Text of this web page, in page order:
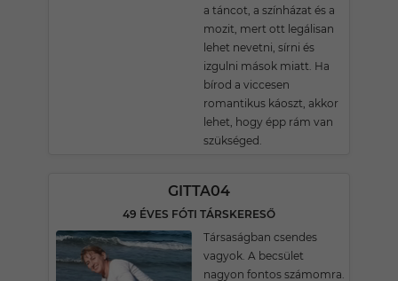
a táncot, a színházat és a
mozit, mert ott legálisan
lehet nevetni, sírni és
izgulni mások miatt. Ha
bírod a viccesen
romantikus káoszt, akkor
lehet, hogy épp rám van
szükséged.
GITTA04
49 ÉVES FÓTI TÁRSKERESŐ
Társaságban csendes
vagyok. A becsület
nagyon fontos számomra.